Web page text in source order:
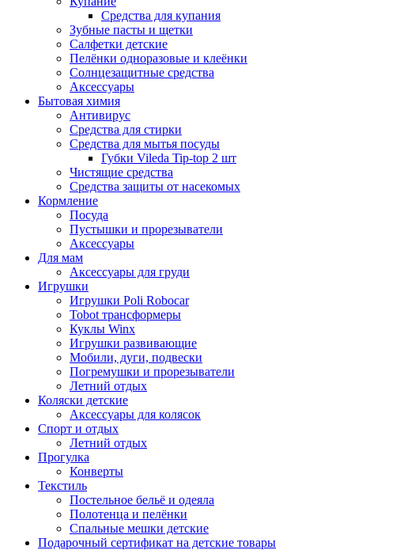
Средства для купания
Зубные пасты и щетки
Салфетки детские
Пелёнки одноразовые и клеёнки
Солнцезащитные средства
Аксессуары
Бытовая химия
Антивирус
Средства для стирки
Средства для мытья посуды
Губки Vileda Tip-top 2 шт
Чистящие средства
Средства защиты от насекомых
Кормление
Посуда
Пустышки и прорезыватели
Аксессуары
Для мам
Аксессуары для груди
Игрушки
Игрушки Poli Robocar
Tobot трансформеры
Куклы Winx
Игрушки развивающие
Мобили, дуги, подвески
Погремушки и прорезыватели
Летний отдых
Коляски детские
Аксессуары для колясок
Спорт и отдых
Летний отдых
Прогулка
Конверты
Текстиль
Постельное бельё и одеяла
Полотенца и пелёнки
Спальные мешки детские
Подарочный сертификат на детские товары